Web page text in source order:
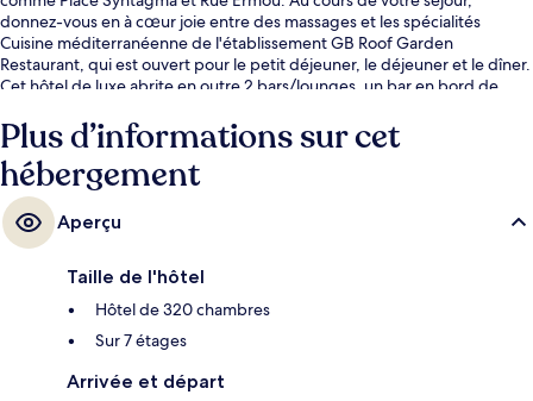
donnez-vous en à cœur joie entre des massages et les spécialités
Cuisine méditerranéenne de l'établissement GB Roof Garden
Restaurant, qui est ouvert pour le petit déjeuner, le déjeuner et le dîner.
Cet hôtel de luxe abrite en outre 2 bars/lounges, un bar en bord de
personnel attentionné et la présentation générale. Les transports
publics sont rapidement accessibles à pied : Station de métro Sýntagma
se situe à quelques pas et Station de métro Panépistimio, à 8 min de
marche à peine.
Plus d’informations sur cet
hébergement
Aperçu
Taille de l'hôtel
Hôtel de 320 chambres
Sur 7 étages
Arrivée et départ